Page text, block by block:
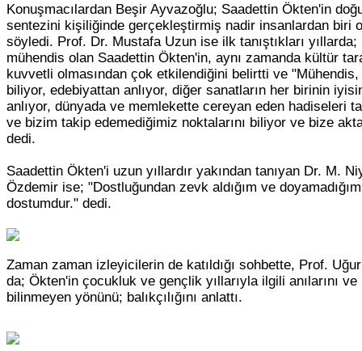
Konuşmacılardan Beşir Ayvazoğlu; Saadettin Ökten'in
sentezini kişiliğinde gerçekleştirmiş nadir insanlardan biri
söyledi. Prof. Dr. Mustafa Uzun ise ilk tanıştıkları yıllarda;
mühendis olan Saadettin Ökten'in, aynı zamanda kültür
kuvvetli olmasından çok etkilendiğini belirtti ve
biliyor, edebiyattan anlıyor, diğer sanatların her birinin
anlıyor, dünyada ve memlekette cereyan eden hadiseleri
ve bizim takip edemediğimiz noktalarını biliyor ve bize
dedi.
Saadettin Ökten'i uzun yıllardır yakından tanıyan Dr. M.
Özdemir ise; "Dostluğundan zevk aldığım ve
dostumdur." dedi.
Zaman zaman izleyicilerin de katıldığı sohbette, Prof.
da; Ökten'in çocukluk ve gençlik yıllarıyla ilgili anılarını
bilinmeyen yönünü; balıkçılığını anlattı.